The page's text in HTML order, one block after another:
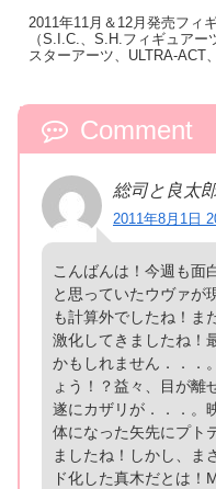
2011年11月＆12月発売フィ
（S.I.C.、S.H.フィギュアー
スターアーツ、ULTRA-ACT
Comment
総司と良太
2011年8月1日
こんばんは！今週も面
と思っていたウヴァが
も計算外でしたね！ま
激化してきましたね！
かもしれません．．．
ょう！？益々、目が離
遂にカザリが．．．。
体になった矢先にプト
ましたね！しかし、ま
ド化した真木だとは！